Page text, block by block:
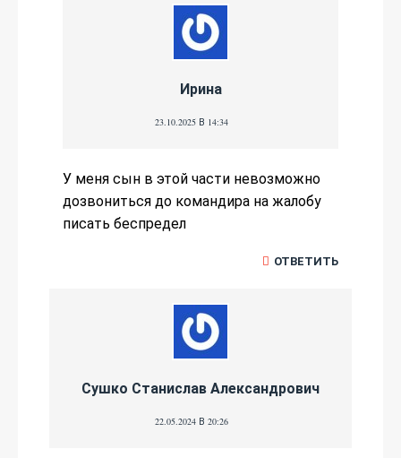
Ирина
23.10.2025 В 14:34
У меня сын в этой части невозможно
дозвониться до командира на жалобу
писать беспредел
ОТВЕТИТЬ
Сушко Станислав Александрович
22.05.2024 В 20:26